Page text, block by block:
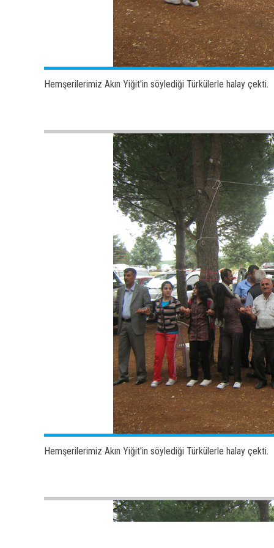
Hemşerilerimiz Akın Yiğit'in söylediği Türkülerle halay çekti.
Hemşerilerimiz Akın Yiğit'in söylediği Türkülerle halay çekti.